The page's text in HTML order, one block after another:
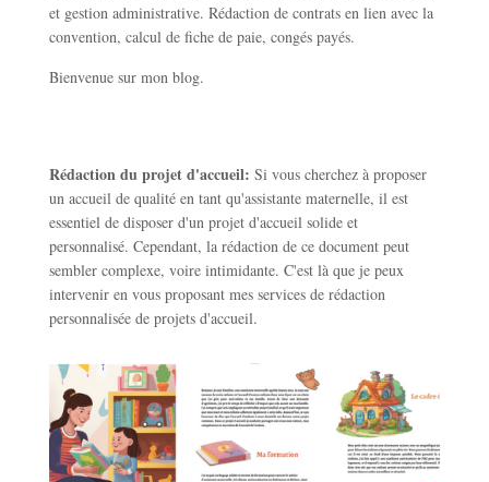
et gestion administrative. Rédaction de contrats en lien avec la
convention, calcul de fiche de paie, congés payés.
Bienvenue sur mon blog.
Rédaction du projet d'accueil: Si vous cherchez à proposer
un accueil de qualité en tant qu'assistante maternelle, il est
essentiel de disposer d'un projet d'accueil solide et
personnalisé. Cependant, la rédaction de ce document peut
sembler complexe, voire intimidante. C'est là que je peux
intervenir en vous proposant mes services de rédaction
personnalisée de projets d'accueil.